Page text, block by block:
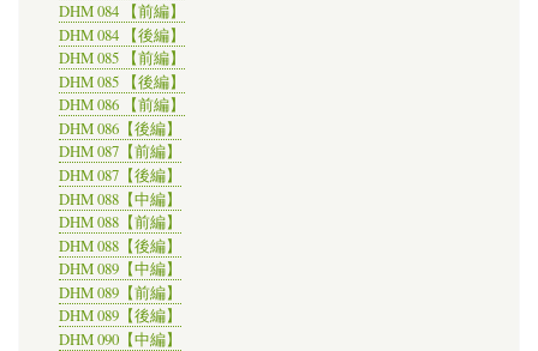
DHM 084 【前編】
DHM 084 【後編】
DHM 085 【前編】
DHM 085 【後編】
DHM 086 【前編】
DHM 086【後編】
DHM 087【前編】
DHM 087【後編】
DHM 088【中編】
DHM 088【前編】
DHM 088【後編】
DHM 089【中編】
DHM 089【前編】
DHM 089【後編】
DHM 090【中編】